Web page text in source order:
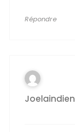
Répondre
Joelaindien